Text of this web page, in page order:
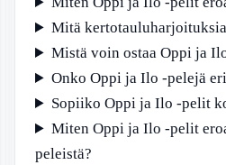
Mitä
Mistä voin ostaa Oppi ja
Onko Oppi ja Ilo -pelejä
Sopiiko Oppi ja Ilo -pelit
Miten Oppi ja Ilo -pelit
peleistä?